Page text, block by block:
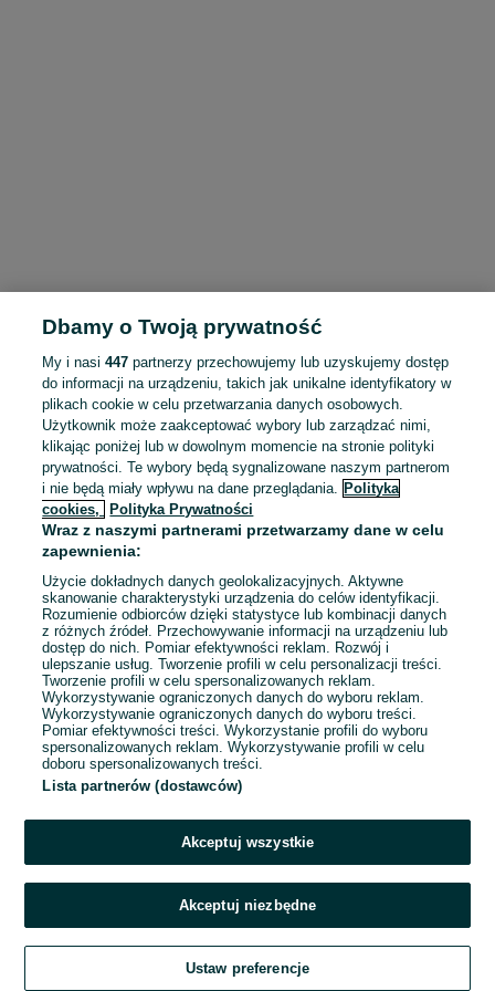
To ogłoszenie nie jest już dostępne
Przejdź na stronę główną
Dbamy o Twoją prywatność
My i nasi447 partnerzy przechowujemy lub uzyskujemy dostęp
do informacji na urządzeniu, takich jak unikalne identyfikatory w
plikach cookie w celu przetwarzania danych osobowych.
Użytkownik może zaakceptować wybory lub zarządzać nimi,
klikając poniżej lub w dowolnym momencie na stronie polityki
prywatności. Te wybory będą sygnalizowane naszym partnerom
i nie będą miały wpływu na dane przeglądania. Polityka
cookies,
Polityka Prywatności
Wraz z naszymi partnerami przetwarzamy dane w celu
zapewnienia:
Użycie dokładnych danych geolokalizacyjnych. Aktywne
skanowanie charakterystyki urządzenia do celów identyfikacji.
Rozumienie odbiorców dzięki statystyce lub kombinacji danych
z różnych źródeł. Przechowywanie informacji na urządzeniu lub
dostęp do nich. Pomiar efektywności reklam. Rozwój i
ulepszanie usług. Tworzenie profili w celu personalizacji treści.
Tworzenie profili w celu spersonalizowanych reklam.
Wykorzystywanie ograniczonych danych do wyboru reklam.
Wykorzystywanie ograniczonych danych do wyboru treści.
Pomiar efektywności treści. Wykorzystanie profili do wyboru
spersonalizowanych reklam. Wykorzystywanie profili w celu
doboru spersonalizowanych treści.
Lista partnerów (dostawców)
Akceptuj wszystkie
Akceptuj niezbędne
Ustaw preferencje